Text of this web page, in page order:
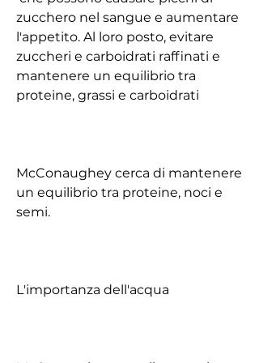
zucchero nel sangue e aumentare
l'appetito. Al loro posto, evitare
zuccheri e carboidrati raffinati e
mantenere un equilibrio tra
proteine, grassi e carboidrati
McConaughey cerca di mantenere
un equilibrio tra proteine, noci e
semi.
L'importanza dell'acqua